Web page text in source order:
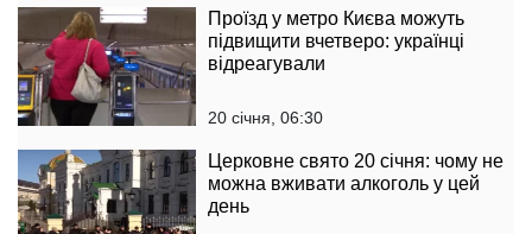
Проїзд у метро Києва можуть
підвищити вчетверо: українці
відреагували
20 січня, 06:30
Церковне свято 20 січня: чому не
можна вживати алкоголь у цей
день